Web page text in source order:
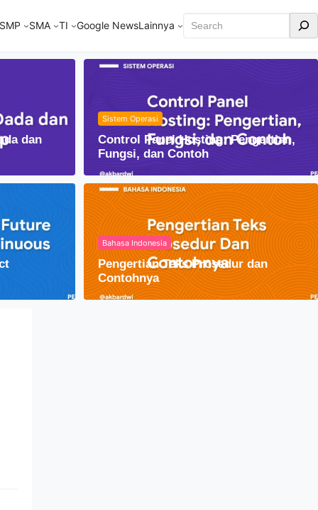
SMP SMA TI Google NewsLainnya Cari
Kehidupan Sehari-hari
dan
Sistem Operasi
Control Panel Hosting: Pengertian,
Fungsi, dan Contoh
Bahasa Indonesia
Pengertian Teks Prosedur dan
Contohnya